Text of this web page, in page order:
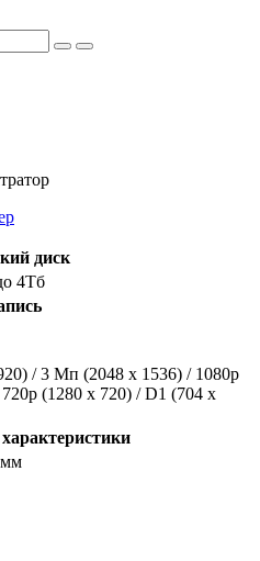
диск
4Тб
/ 3 Мп (2048 х 1536) / 1080p
(1280 х 720) / D1 (704 х
мм